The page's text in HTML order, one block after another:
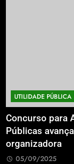
UTILIDADE PÚBLICA
Concurso para
Públicas
organizadora
05/09/2025